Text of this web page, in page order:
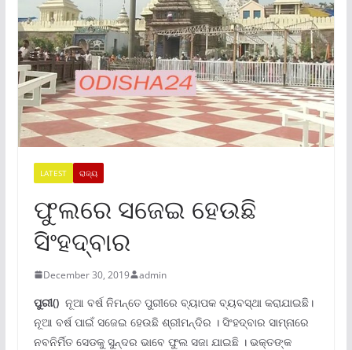
LATEST ରାଜ୍ୟ
ଫୁଲରେ ସଜେଇ ହେଉଛି
ସିଂହଦ୍ବାର
December 30, 2019 admin
ପୁରୀ()ନୂଆ ବର୍ଷ ନିମନ୍ତେ ପୁରୀରେ ବ୍ୟାପକ ବ୍ୟବସ୍ଥା କରାଯାଇଛି।
ନୂଆ ବର୍ଷ ପାଇଁ ସଜେଇ ହେଉଛି ଶ୍ରୀମନ୍ଦିର । ସିଂହଦ୍ବାର ସାମ୍ନାରେ
ନବନିର୍ମିତ ସେଡକୁ ସୁନ୍ଦର ଭାବେ ଫୁଲ ସଜା ଯାଇଛି । ଭକ୍ତଙ୍କ